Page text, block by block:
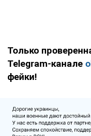
Только
Telegram-канале
фейки!